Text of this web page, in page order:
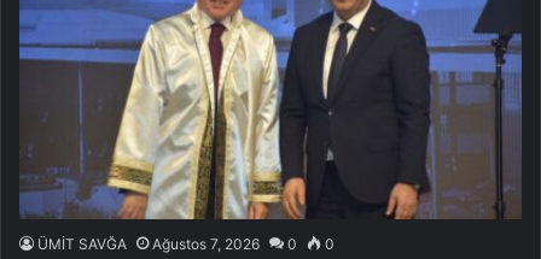
ÜMİT SAVĞA Ağustos 7, 2026 0 0